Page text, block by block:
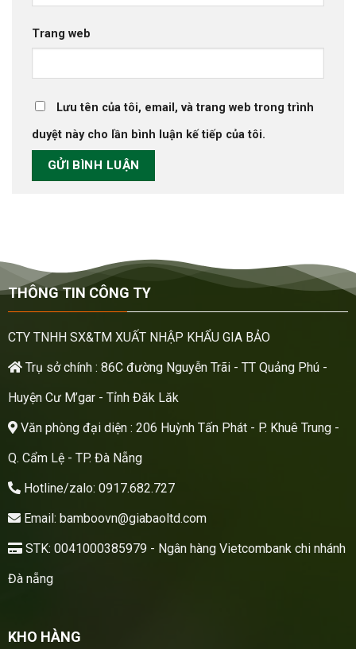
Trang web
Lưu tên của tôi, email, và trang web trong trình
duyệt này cho lần bình luận kế tiếp của tôi.
THÔNG TIN CÔNG TY
CTY TNHH SX&TM XUẤT NHẬP KHẨU GIA BẢO
Trụ sở chính : 86C đường Nguyễn Trãi - TT Quảng Phú -
Huyện Cư M’gar - Tỉnh Đăk Lăk
Văn phòng đại diện : 206 Huỳnh Tấn Phát - P. Khuê Trung -
Q. Cẩm Lệ - TP. Đà Nẵng
Hotline/zalo: 0917.682.727
Email: bamboovn@giabaoltd.com
STK: 0041000385979 - Ngân hàng Vietcombank chi nhánh
Đà nẵng
KHO HÀNG